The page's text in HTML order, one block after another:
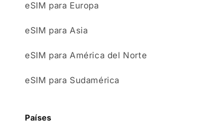
eSIM para Europa
eSIM para Asia
eSIM para América del Norte
eSIM para Sudamérica
Países